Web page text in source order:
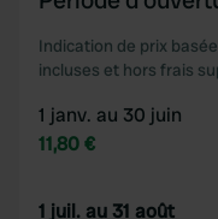
Indication de prix
incluses et hors frais
1 janv. au 30 juin
11,80 €
1 juil. au 31 août